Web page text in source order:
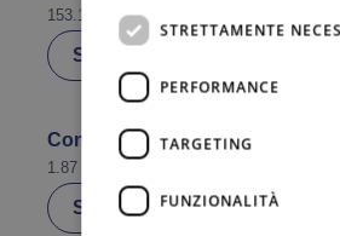
153.12 KB
Scarica
Condizioni Generali di Fornitura
1.87 MB
Scarica
STRETTAMENTE
PERFORMANCE
TARGETING
FUNZIONALITÀ